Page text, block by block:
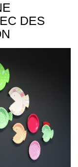
DES